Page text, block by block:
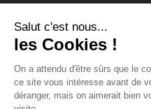
Pour être toujours au
notre newsletter